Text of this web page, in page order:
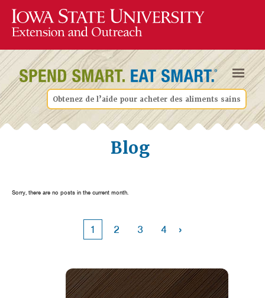
Obtenez de l’aide pour acheter des aliments sains
Blog
Sorry, there are no posts in the current month.
1 2 3 4 ›